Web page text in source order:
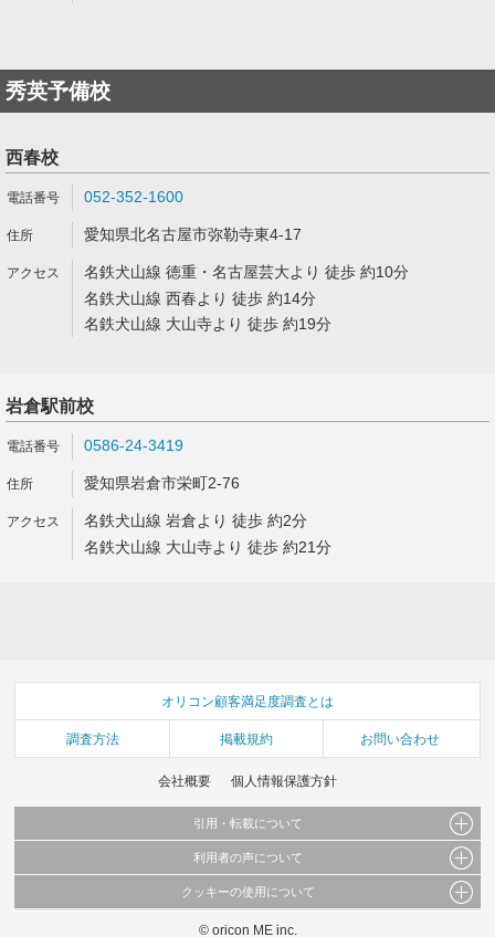
秀英予備校
西春校
052-352-1600
愛知県北名古屋市弥勒寺東4-17
名鉄犬山線 徳重・名古屋芸大より 徒歩 約10分
名鉄犬山線 西春より 徒歩 約14分
名鉄犬山線 大山寺より 徒歩 約19分
岩倉駅前校
0586-24-3419
愛知県岩倉市栄町2-76
名鉄犬山線 岩倉より 徒歩 約2分
名鉄犬山線 大山寺より 徒歩 約21分
オリコン顧客満足度調査とは
調査方法 掲載規約 お問い合わせ
会社概要 個人情報保護方針
引用・転載について
当サイトで公開されている情報（文字、写真、イラスト、画像データ等）及びこれらの配
これらの情報を権利者の許可なく無断転載・複製などの二次利用を行うことは固く禁じて
利用者の声について
当サイトに掲載している内容はすべてサービスの利用者が提出された見解・感想です。
クッキーの使用について
このサイトでは Cookie を使用して、ユーザーに合わせたコンテンツや広告の表示、ソー
© oricon ME inc.